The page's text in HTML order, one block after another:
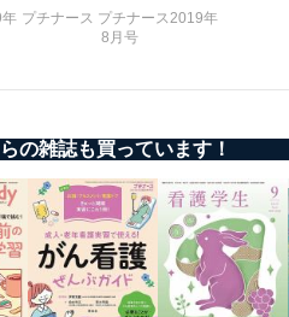
理者を設置し、個人情報保
人情報を取得・アクセス・利
。
プチナース プチナース2019年
8月号
の雑誌も買っています！